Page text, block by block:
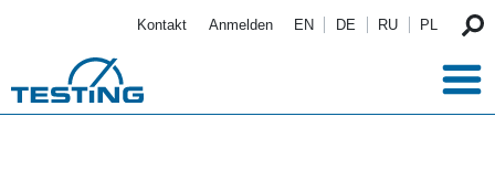
Kontakt Anmelden EN DE RU PL